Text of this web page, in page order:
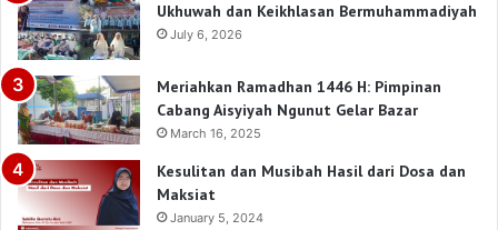
Ukhuwah dan Keikhlasan Bermuhammadiyah
July 6, 2026
Meriahkan Ramadhan 1446 H: Pimpinan
Cabang Aisyiyah Ngunut Gelar Bazar
March 16, 2025
Kesulitan dan Musibah Hasil dari Dosa dan
Maksiat
January 5, 2024